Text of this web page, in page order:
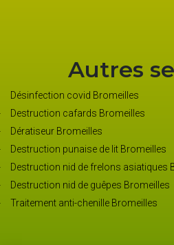
Autres
Désinfection covid Bromeilles
Destruction cafards Bromeilles
Dératiseur Bromeilles
Destruction punaise de lit Bromeilles
Destruction nid de frelons asiatiques
Destruction nid de guêpes Bromeilles
Traitement anti-chenille Bromeilles